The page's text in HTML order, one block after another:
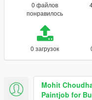
0 файлов
понравилось
0 загрузок
Mohit
Paintjob for